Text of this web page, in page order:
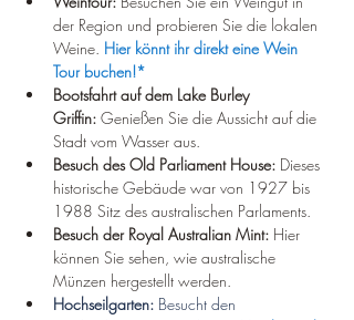
der Region und probieren Sie die lokalen
Weine. Hier könnt ihr direkt eine Wein
Tour buchen!*
Bootsfahrt auf dem Lake Burley
Griffin: Genießen Sie die Aussicht auf die
Stadt vom Wasser aus.
Besuch des Old Parliament House: Dieses
historische Gebäude war von 1927 bis
1988 Sitz des australischen Parlaments.
Besuch der Royal Australian Mint: Hier
können Sie sehen, wie australische
Münzen hergestellt werden.
Hochseilgarten: Besucht den